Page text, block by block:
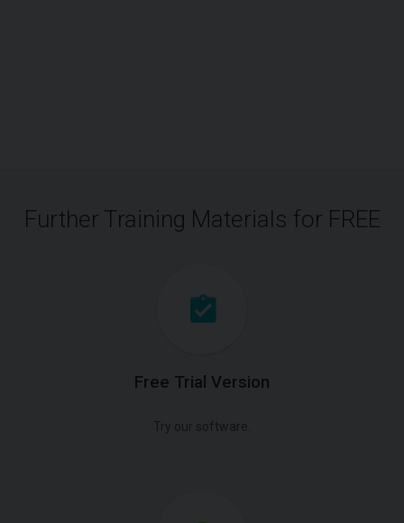
Further Training Materials for FREE
Free Trial Version